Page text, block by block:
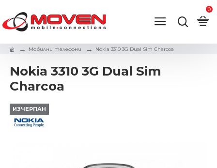
0
Мобилни телефони Nokia 3310 3G Dual Sim Charcoa
Nokia 3310 3G Dual Sim
Charcoa
ИЗЧЕРПАН